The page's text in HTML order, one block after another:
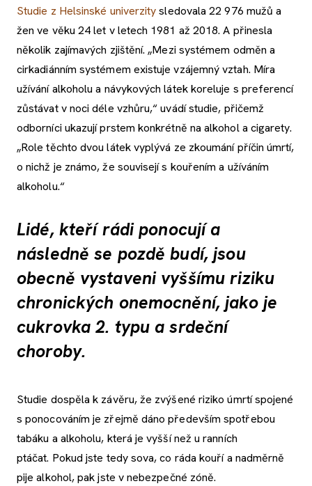
Studie z Helsinské univerzitysledovala 22 976 mužů a
žen ve věku 24 let v letech 1981 až 2018. A přinesla
několik zajímavých zjištění. „Mezi systémem odměn a
cirkadiánním systémem existuje vzájemný vztah. Míra
užívání alkoholu a návykových látek koreluje s preferencí
zůstávat v noci déle vzhůru,“ uvádí studie, přičemž
odborníci ukazují prstem konkrétně na alkohol a cigarety.
„Role těchto dvou látek vyplývá ze zkoumání příčin úmrtí,
o nichž je známo, že souvisejí s kouřením a užíváním
alkoholu.“
Lidé, kteří rádi ponocují a
následně se pozdě budí, jsou
obecně vystaveni vyššímu riziku
chronických onemocnění, jako je
cukrovka 2. typu a srdeční
choroby.
Studie dospěla k závěru, že zvýšené riziko úmrtí spojené
s ponocováním je zřejmě dáno především spotřebou
tabáku a alkoholu, která je vyšší než u ranních
ptáčat. Pokud jste tedy sova, co ráda kouří a nadměrně
pije alkohol, pak jste v nebezpečné zóně.